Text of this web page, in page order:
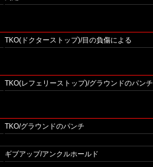
TKO(ドクターストップ)/目の負傷による
TKO(レフェリーストップ)/グラウンドのパンチ
TKO/グラウンドのパンチ
ギブアップ/アンクルホールド